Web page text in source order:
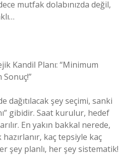
mutfak dolabınızda değil,
Kandil Planı: “Minimum
dağıtılacak şey seçimi, sanki
gibidir. Saat kurulur, hedef
En yakın bakkal nerede,
kaç tepsiyle kaç
şey planlı, her şey sistematik!